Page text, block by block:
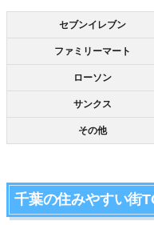
セブンイレブン
ファミリーマート
ローソン
サンクス
その他
千葉の住みやすい街